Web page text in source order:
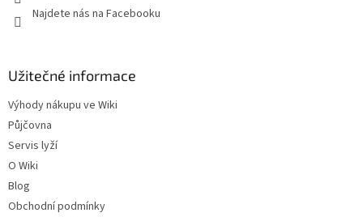
Najdete nás na Facebooku
Užitečné informace
Výhody nákupu ve Wiki
Půjčovna
Servis lyží
O Wiki
Blog
Obchodní podmínky